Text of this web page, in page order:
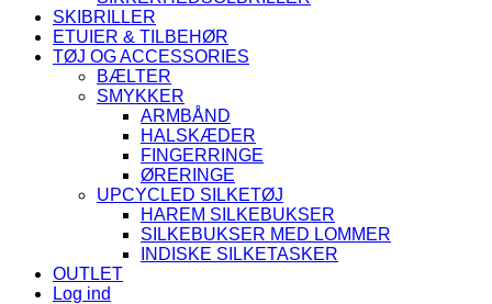
SKIBRILLER
ETUIER & TILBEHØR
TØJ OG ACCESSORIES
BÆLTER
SMYKKER
ARMBÅND
HALSKÆDER
FINGERRINGE
ØRERINGE
UPCYCLED SILKETØJ
HAREM SILKEBUKSER
SILKEBUKSER MED LOMMER
INDISKE SILKETASKER
OUTLET
Log ind